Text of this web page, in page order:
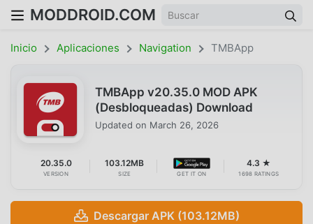
MODDROID.COM
Inicio Aplicaciones Navigation TMBApp
TMBApp v20.35.0 MOD APK
(Desbloqueadas) Download
Updated on March 26, 2026
20.35.0
VERSION
103.12MB
SIZE GET IT ON
4.3 ★
1698 RATINGS
Descargar APK (103.12MB)